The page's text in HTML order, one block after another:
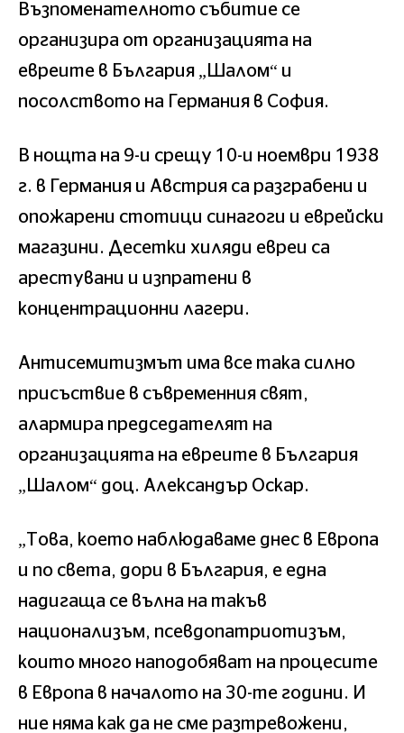
Възпоменателното събитие се
организира от организацията на
евреите в България „Шалом“ и
посолството на Германия в София.
В нощта на 9-и срещу 10-и ноември 1938
г. в Германия и Австрия са разграбени и
опожарени стотици синагоги и еврейски
магазини. Десетки хиляди евреи са
арестувани и изпратени в
концентрационни лагери.
Антисемитизмът има все така силно
присъствие в съвременния свят,
алармира председателят на
организацията на евреите в България
„Шалом“ доц. Александър Оскар.
„Това, което наблюдаваме днес в Европа
и по света, дори в България, е една
надигаща се вълна на такъв
национализъм, псевдопатриотизъм,
които много наподобяват на процесите
в Европа в началото на 30-те години. И
ние няма как да не сме разтревожени,